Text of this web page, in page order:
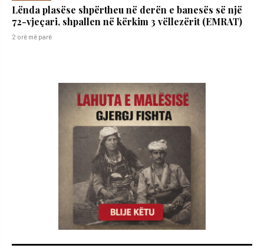
Lënda plasëse shpërtheu në derën e banesës së një
72-vjeçari, shpallen në kërkim 3 vëllezërit (EMRAT)
2 orë më parë